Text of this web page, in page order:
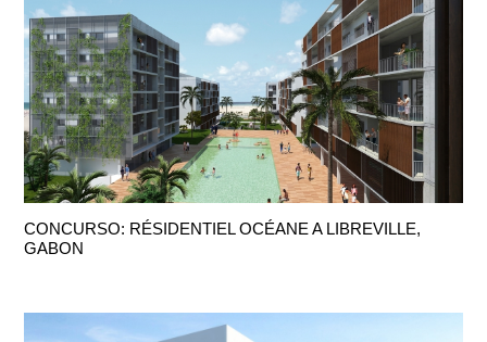
CONCURSO: RÉSIDENTIEL OCÉANE A LIBREVILLE,
GABON